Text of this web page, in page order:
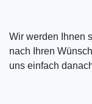
Wir werden Ihnen
nach Ihren
uns einfach